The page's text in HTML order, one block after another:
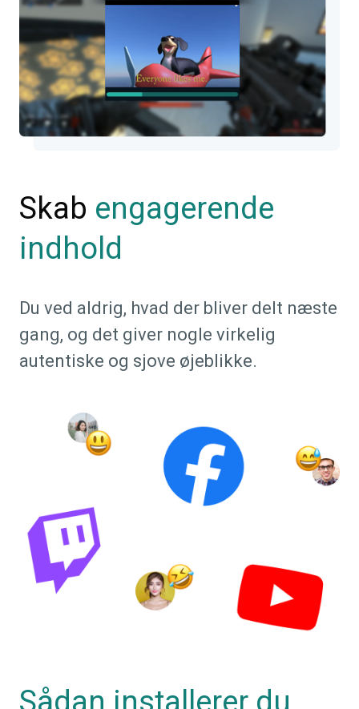
Skab engagerende
indhold
Du ved aldrig, hvad der bliver delt næste
gang, og det giver nogle virkelig
autentiske og sjove øjeblikke.
Sådan installerer du